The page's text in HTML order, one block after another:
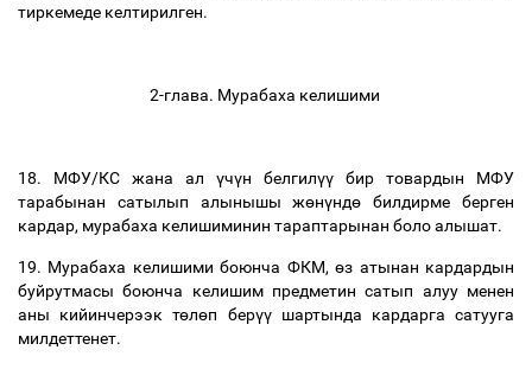
тиркемеде келтирилген.
2-глава. Мурабаха келишими
18. МФУ/КС жана ал үчүн белгилүү бир товардын
МФУ
тарабынан
сатылып алынышы жөнүндө билдирме
берген
кардар, мурабаха келишиминин тараптарынан болоалышат.
19. Мурабаха келишими боюнча ФКМ,өз атынан кардардын
буйрутмасы боюнча келишим предметин сатып алуу менен
аны
кийинчерээк төлөп берүү шартында кардарга сатууга
милдеттенет.